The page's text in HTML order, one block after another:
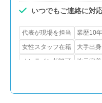
いつでもご連絡に対
代表が現場を担当
業歴10
女性スタッフ在籍
大手出
オンライン相談可
地元密着